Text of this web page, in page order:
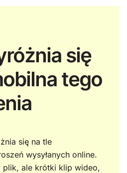
się
tego
się na tle
wysyłanych online.
plik, ale krótki klip wideo,